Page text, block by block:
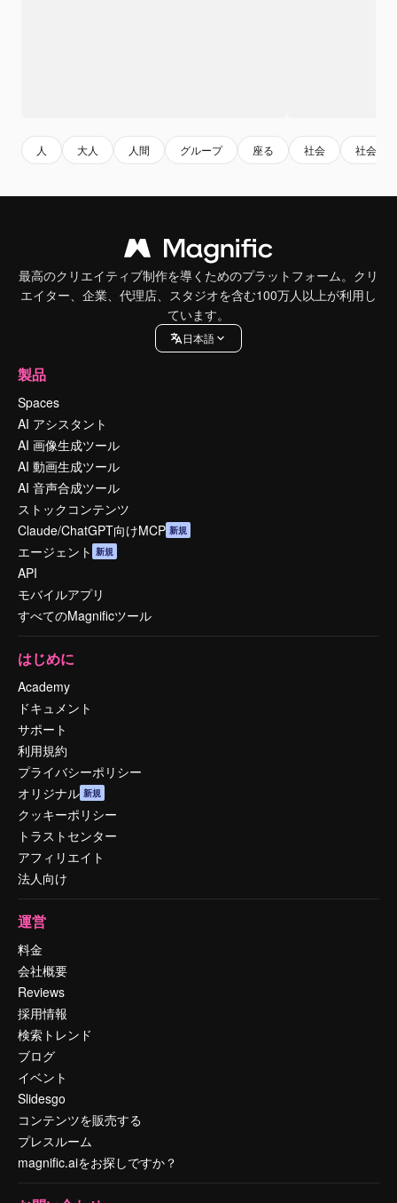
人 大人 人間 グループ 座る 社会 社会人
最高のクリエイティブ制作を導くためのプラットフォーム。クリ
エイター、企業、代理店、スタジオを含む100万人以上が利用し
ています。
日本語
製品
Spaces
AI アシスタント
AI 画像生成ツール
AI 動画生成ツール
AI 音声合成ツール
ストックコンテンツ
Claude/ChatGPT向けMCP 新規
エージェント 新規
API
モバイルアプリ
すべてのMagnificツール
はじめに
Academy
ドキュメント
サポート
利用規約
プライバシーポリシー
オリジナル 新規
クッキーポリシー
トラストセンター
アフィリエイト
法人向け
運営
料金
会社概要
Reviews
採用情報
検索トレンド
ブログ
イベント
Slidesgo
コンテンツを販売する
プレスルーム
magnific.aiをお探しですか？